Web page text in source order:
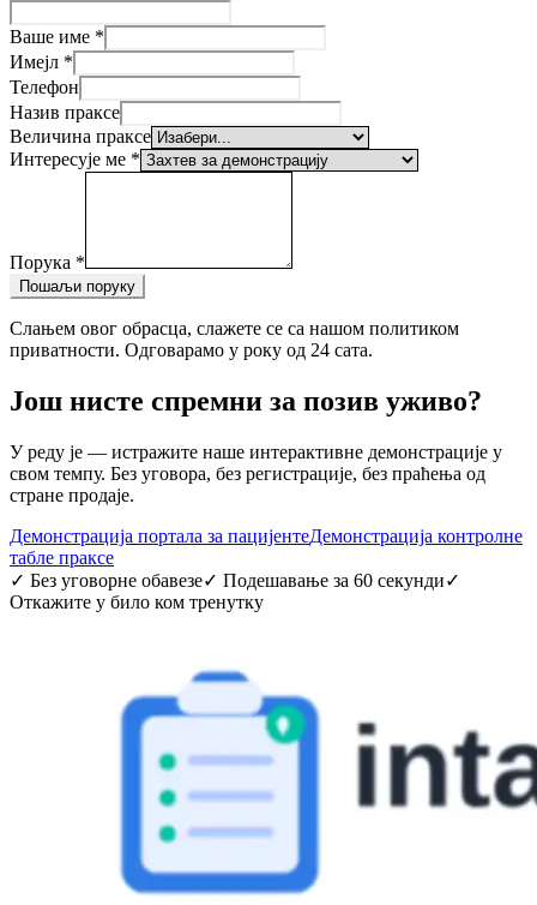
Ваше име *
Имејл *
Телефон
Назив праксе
Величина праксе
Интересује ме *
Порука *
Пошаљи поруку
Слањем овог обрасца, слажете се са нашом политиком
приватности. Одговарамо у року од 24 сата.
Још нисте спремни за позив уживо?
У реду је — истражите наше интерактивне демонстрације у
свом темпу. Без уговора, без регистрације, без праћења од
стране продаје.
Демонстрација портала за пацијентеДемонстрација контролне
табле праксе
✓ Без уговорне обавезе✓ Подешавање за 60 секунди✓
Откажите у било ком тренутку